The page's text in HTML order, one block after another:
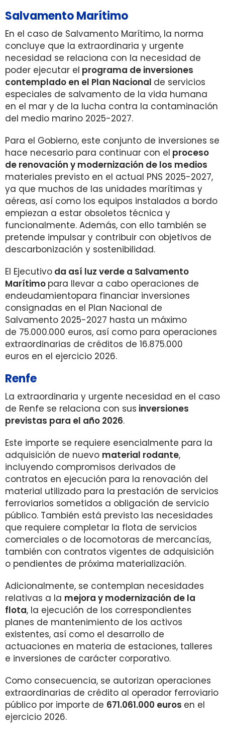
Salvamento Marítimo
En el caso de Salvamento Marítimo, la norma
concluye que la extraordinaria y urgente
necesidad se relaciona con la necesidad de
poder ejecutar el programa de inversiones
contemplado en el Plan Nacional de servicios
especiales de salvamento de la vida humana
en el mar y de la lucha contra la contaminación
del medio marino 2025-2027.
Para el Gobierno, este conjunto de inversiones se
hace necesario para continuar con el proceso
de renovación y modernización de los medios
materiales previsto en el actual PNS 2025-2027,
ya que muchos de las unidades marítimas y
aéreas, así como los equipos instalados a bordo
empiezan a estar obsoletos técnica y
funcionalmente. Además, con ello también se
pretende impulsar y contribuir con objetivos de
descarbonización y sostenibilidad.
El Ejecutivo da así luz verde a Salvamento
Marítimo para llevar a cabo operaciones de
endeudamientopara financiar inversiones
consignadas en el Plan Nacional de
Salvamento 2025-2027 hasta un máximo
de 75.000.000 euros, así como para operaciones
extraordinarias de créditos de 16.875.000
euros en el ejercicio 2026.
Renfe
La extraordinaria y urgente necesidad en el caso
de Renfe se relaciona con sus inversiones
previstas para el año 2026.
Este importe se requiere esencialmente para la
adquisición de nuevo material rodante,
incluyendo compromisos derivados de
contratos en ejecución para la renovación del
material utilizado para la prestación de servicios
ferroviarios sometidos a obligación de servicio
público. También está previsto las necesidades
que requiere completar la flota de servicios
comerciales o de locomotoras de mercancías,
también con contratos vigentes de adquisición
o pendientes de próxima materialización.
Adicionalmente, se contemplan necesidades
relativas a la mejora y modernización de la
flota, la ejecución de los correspondientes
planes de mantenimiento de los activos
existentes, así como el desarrollo de
actuaciones en materia de estaciones, talleres
e inversiones de carácter corporativo.
Como consecuencia, se autorizan operaciones
extraordinarias de crédito al operador ferroviario
público por importe de 671.061.000 euros en el
ejercicio 2026.